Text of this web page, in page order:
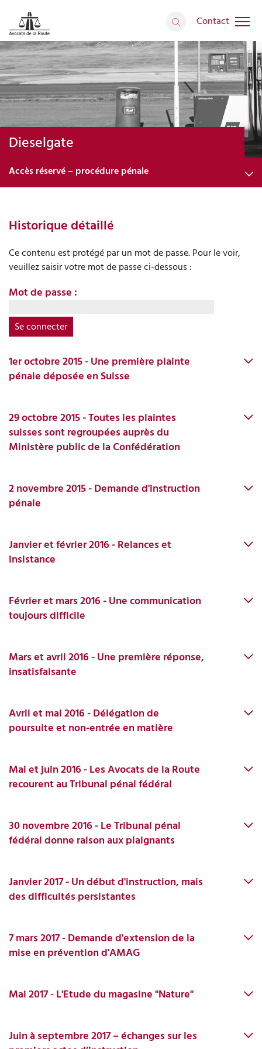
Contact
Dieselgate
Défendez vos droits
Accès réservé – procédure pénale
Accès réservé – procédure civile
Historique détaillé
Ce contenu est protégé par un mot de passe. Pour le voir,
veuillez saisir votre mot de passe ci-dessous :
Mot de passe :
1er octobre 2015 - Une première plainte
pénale déposée en Suisse
29 octobre 2015 - Toutes les plaintes
suisses sont regroupées auprès du
Ministère public de la Confédération
2 novembre 2015 - Demande d'instruction
pénale
Janvier et février 2016 - Relances et
insistance
Février et mars 2016 - Une communication
toujours difficile
Mars et avril 2016 - Une première réponse,
insatisfaisante
Avril et mai 2016 - Délégation de
poursuite et non-entrée en matière
Mai et juin 2016 - Les Avocats de la Route
recourent au Tribunal pénal fédéral
30 novembre 2016 - Le Tribunal pénal
fédéral donne raison aux plaignants
Janvier 2017 - Un début d'instruction, mais
des difficultés persistantes
7 mars 2017 - Demande d'extension de la
mise en prévention d'AMAG
Mai 2017 - L'Etude du magasine "Nature"
Juin à septembre 2017 – échanges sur les